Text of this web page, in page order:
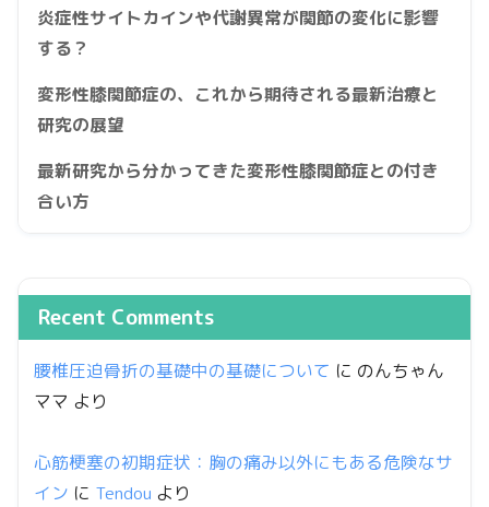
炎症性サイトカインや代謝異常が関節の変化に影響
する？
変形性膝関節症の、これから期待される最新治療と
研究の展望
最新研究から分かってきた変形性膝関節症との付き
合い方
Recent Comments
腰椎圧迫骨折の基礎中の基礎について に のんちゃん
ママ より
心筋梗塞の初期症状：胸の痛み以外にもある危険なサ
イン に Tendou より